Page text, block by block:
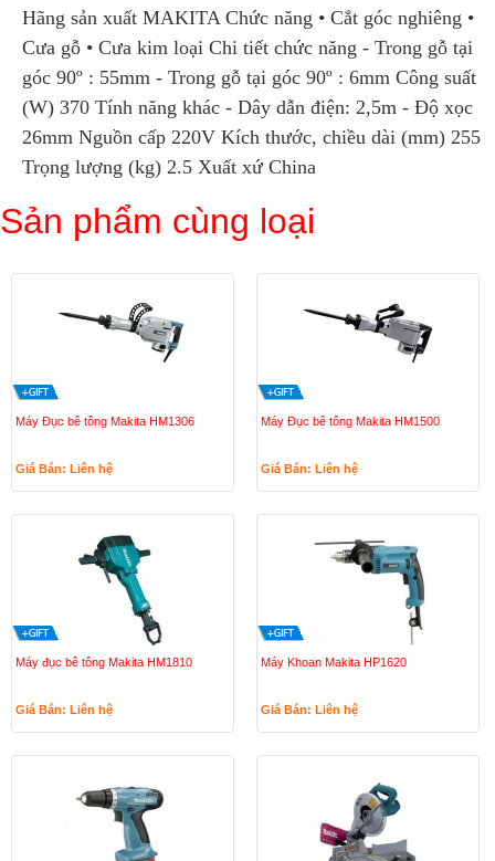
Hãng sản xuất MAKITA Chức năng • Cắt góc nghiêng •
Cưa gỗ • Cưa kim loại Chi tiết chức năng - Trong gỗ tại
góc 90º : 55mm - Trong gỗ tại góc 90º : 6mm Công suất
(W) 370 Tính năng khác - Dây dẫn điện: 2,5m - Độ xọc
26mm Nguồn cấp 220V Kích thước, chiều dài (mm) 255
Trọng lượng (kg) 2.5 Xuất xứ China
Sản phẩm cùng loại
Máy Đục bê tông Makita HM1306
Giá Bán: Liên hệ
Máy Đục bê tông Makita HM1500
Giá Bán: Liên hệ
Máy đục bê tông Makita HM1810
Giá Bán: Liên hệ
Máy Khoan Makita HP1620
Giá Bán: Liên hệ